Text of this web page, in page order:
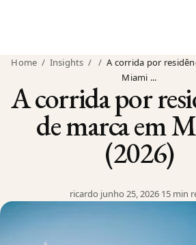
Home / Insights / /A corrida por
Miami ...
A corrida por
de marca em
(2026)
ricardo·junho 25, 2026·15 min